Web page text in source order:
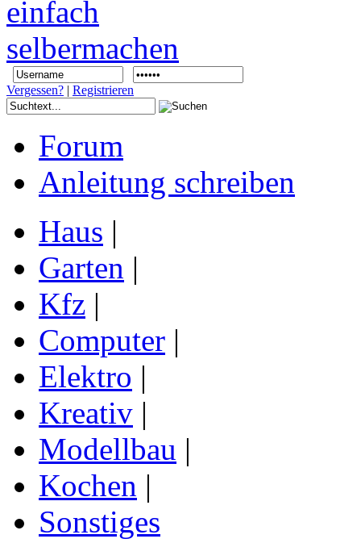
Vergessen? | Registrieren
Forum
Anleitung schreiben
Haus |
Garten |
Kfz |
Computer |
Elektro |
Kreativ |
Modellbau |
Kochen |
Sonstiges